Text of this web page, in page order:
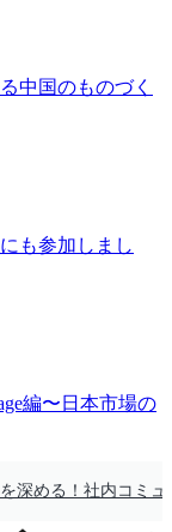
中国のものづく
も参加しまし
編〜日本市場の
深める！社内コミ